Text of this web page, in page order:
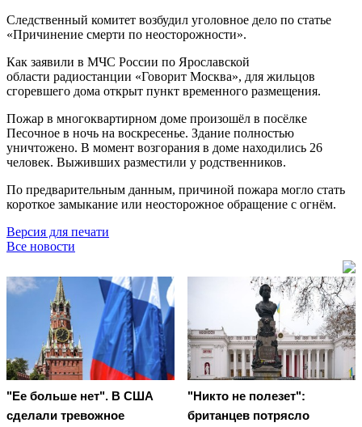
Следственный комитет возбудил уголовное дело по статье
«Причинение смерти по неосторожности».
Как заявили в МЧС России по Ярославской
области радиостанции «Говорит Москва», для жильцов
сгоревшего дома открыт пункт временного размещения.
Пожар в многоквартирном доме произошёл в посёлке
Песочное в ночь на воскресенье. Здание полностью
уничтожено. В момент возгорания в доме находились 26
человек. Выживших разместили у родственников.
По предварительным данным, причиной пожара могло стать
короткое замыкание или неосторожное обращение с огнём.
Версия для печати
Все новости
"Ее больше нет". В США
сделали тревожное
"Никто не полезет":
британцев потрясло